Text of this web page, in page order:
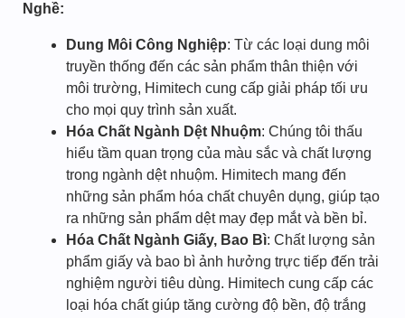
Nghề:
Dung Môi Công Nghiệp: Từ các loại dung môi
truyền thống đến các sản phẩm thân thiện với
môi trường, Himitech cung cấp giải pháp tối ưu
cho mọi quy trình sản xuất.
Hóa Chất Ngành Dệt Nhuộm: Chúng tôi thấu
hiểu tầm quan trọng của màu sắc và chất lượng
trong ngành dệt nhuộm. Himitech mang đến
những sản phẩm hóa chất chuyên dụng, giúp tạo
ra những sản phẩm dệt may đẹp mắt và bền bỉ.
Hóa Chất Ngành Giấy, Bao Bì: Chất lượng sản
phẩm giấy và bao bì ảnh hưởng trực tiếp đến trải
nghiệm người tiêu dùng. Himitech cung cấp các
loại hóa chất giúp tăng cường độ bền, độ trắng